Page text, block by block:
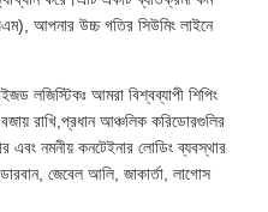
), আপনার উচ্চ গতির সিউমিং লাইনে
লজিস্টিকঃ আমরা বিশ্বব্যাপী শিপিং
বজায় রাখি,প্রধান আঞ্চলিক করিডোরগুলির
এবং নমনীয় কনটেইনার লোডিং ব্যবস্থার
জেবেল আলি, জাকার্তা, লাগোস